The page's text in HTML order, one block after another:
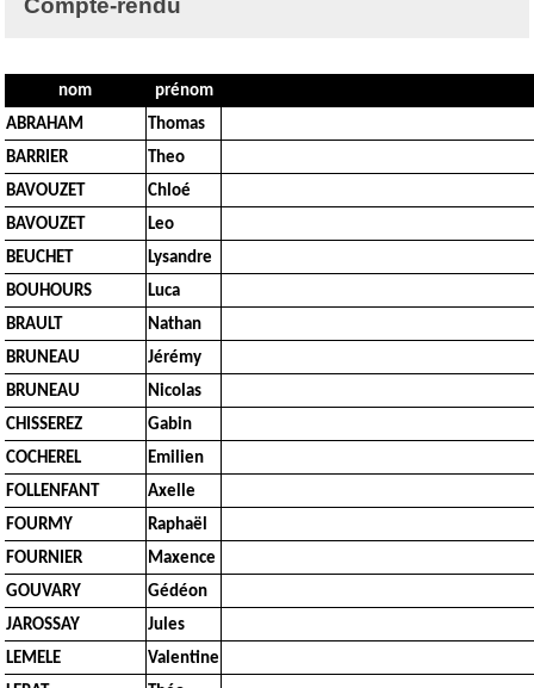
nom
prénom
ABRAHAM
Thomas
BARRIER
Theo
BAVOUZET
Chloé
BAVOUZET
Leo
BEUCHET
Lysandre
BOUHOURS
Luca
BRAULT
Nathan
BRUNEAU
Jérémy
BRUNEAU
Nicolas
CHISSEREZ
Gabin
COCHEREL
Emilien
FOLLENFANT
Axelle
FOURMY
Raphaël
FOURNIER
Maxence
GOUVARY
Gédéon
JAROSSAY
Jules
LEMELE
Valentine